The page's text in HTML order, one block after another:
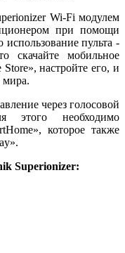
Wi-Fi модулем
при помощи
пульта -
скачайте мобильное
настройте его, и
мира.
через голосовой
этого необходимо
которое также
Superionizer: